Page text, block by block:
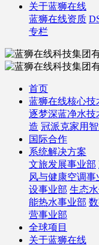
关于蓝狮在线
蓝狮在线资质
专栏
首页
蓝狮在线核心技
逐梦深蓝净水技
造 冠派克家用
国际合作
系统解决方案
文旅发展事业部
风与健康空调事
设事业部 生态
能热水事业部
营事业部
全球项目
关于蓝狮在线